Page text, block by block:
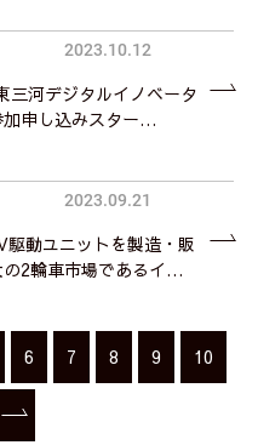
三河デジタルイノベータ
加申し込みスター…
2023.10.12
駆動ユニットを製造・販
2輪車市場であるイ…
2023.09.21
6 7 8 9 10